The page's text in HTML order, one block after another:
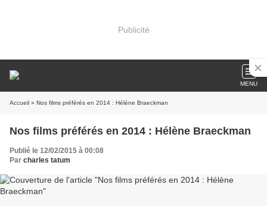
Publicité
MENU
Accueil » Nos films préférés en 2014 : Hélène Braeckman
Nos films préférés en 2014 : Hélène Braeckman
Publié le 12/02/2015 à 00:08
Par charles tatum